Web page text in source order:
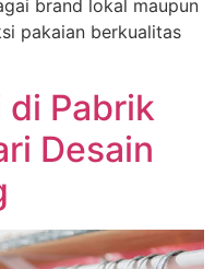
brand lokal maupun
pakaian berkualitas
di Pabrik
Desain